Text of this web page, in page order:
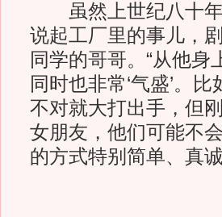
虽然上世纪八十年
说起工厂里的事儿，
同学的哥哥。“从他
同时也非常‘气盛’。
不对就大打出手，但
女朋友，他们可能不
的方式特别简单、真